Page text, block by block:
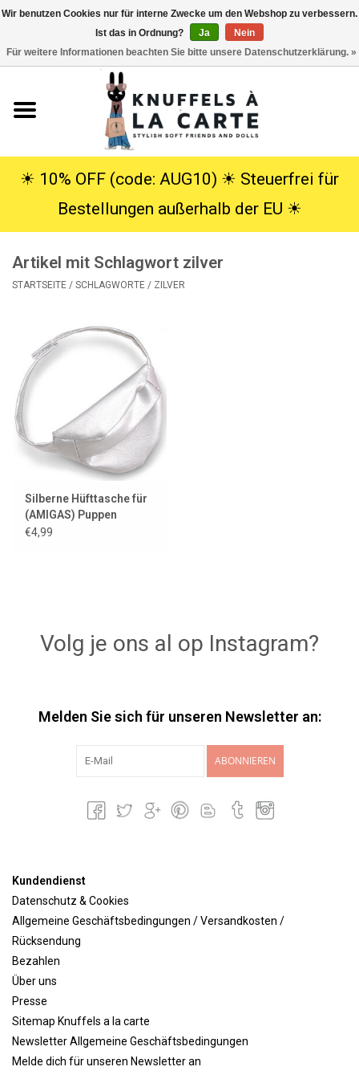
Kuscheltiere
SALE
Lookbooks
Marken
☀︎ 10% OFF (code: AUG10) ☀︎ Steuerfrei für
Bestellungen außerhalb der EU ☀︎
Artikel mit Schlagwort zilver
STARTSEITE / SCHLAGWORTE / ZILVER
Silberne Hüfttasche für
(AMIGAS) Puppen
€4,99
Volg je ons al op Instagram?
Melden Sie sich für unseren Newsletter an:
ABONNIEREN
Kundendienst
Datenschutz & Cookies
Allgemeine Geschäftsbedingungen / Versandkosten /
Rücksendung
Bezahlen
Über uns
Presse
Sitemap Knuffels a la carte
Newsletter Allgemeine Geschäftsbedingungen
Melde dich für unseren Newsletter an
Wir benutzen Cookies nur für interne Zwecke um den Webshop zu verbessern.
Ist das in Ordnung?
Ja
Nein
Für weitere Informationen beachten Sie bitte unsere Datenschutzerklärung. »